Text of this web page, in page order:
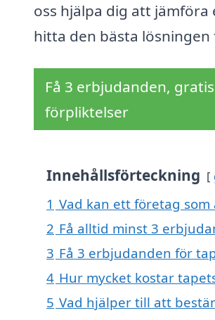
oss hjälpa dig att
hitta den bästa
Få 3 erbjudanden,
förpliktelser
Innehållsförteckning
1 Vad kan ett företag
2 Få alltid minst 3
3 Få 3 erbjudanden för
4 Hur mycket kostar
5 Vad hjälper till att